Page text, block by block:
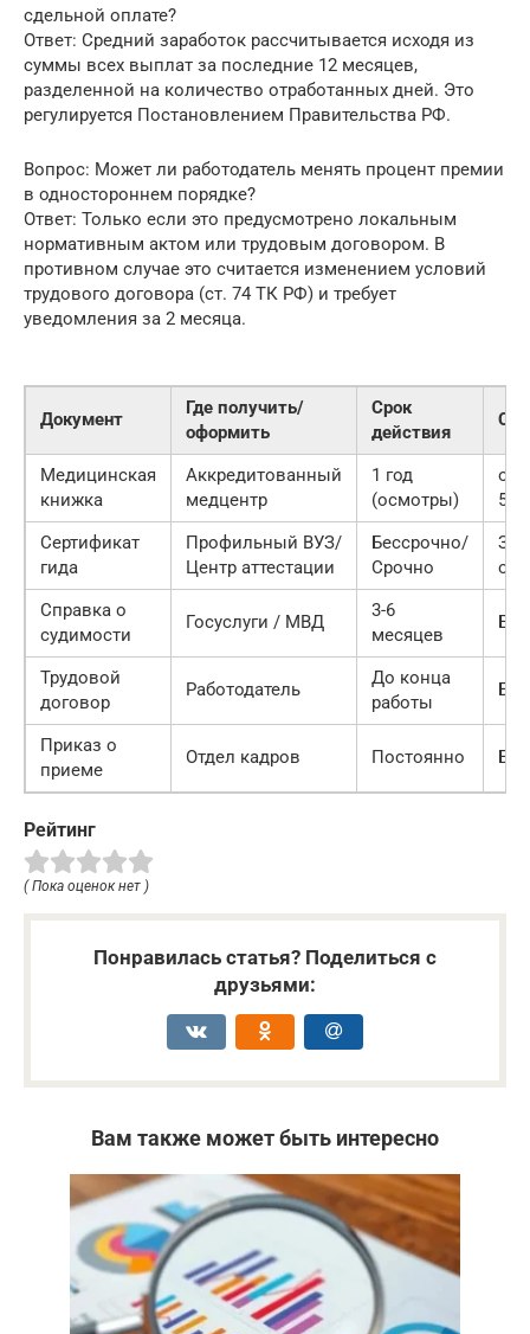
сдельной оплате?
Ответ: Средний заработок рассчитывается исходя из
суммы всех выплат за последние 12 месяцев,
разделенной на количество отработанных дней. Это
регулируется Постановлением Правительства РФ.
Вопрос: Может ли работодатель менять процент премии
в одностороннем порядке?
Ответ: Только если это предусмотрено локальным
нормативным актом или трудовым договором. В
противном случае это считается изменением условий
трудового договора (ст. 74 ТК РФ) и требует
уведомления за 2 месяца.
Документ
Где получить/
оформить
Срок
действия
Медицинская
книжка
Аккредитованный
медцентр
1 год
(осмотры)
от
5
Сертификат
гида
Профильный ВУЗ/
Центр аттестации
Бессрочно/
Срочно
от
Справка о
судимости
Госуслуги / МВД
3-6
месяцев
Трудовой
договор
Работодатель
До конца
работы
Приказ о
приеме
Отдел кадров Постоянно
Рейтинг
( Пока оценок нет )
Понравилась статья? Поделиться с
друзьями:
Вам также может быть интересно